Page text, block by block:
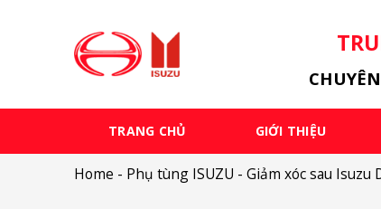
TRANG CHỦ GIỚI THIỆU
Home - Phụ tùng ISUZU - Giảm xóc sau Isuzu